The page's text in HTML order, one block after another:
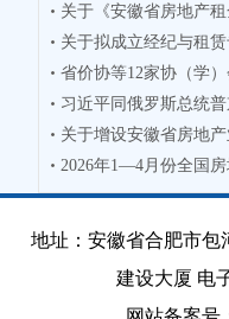
隆重举
关于《安徽省房地产
求意见
关于拟成立经纪与租
知
省价协等12家协（学
年度徽
习近平同俄罗斯总统
关于增设安徽省房地
程咨询
2026年1—4月份全国
况
地址：安徽省合肥市包
建设大厦 电